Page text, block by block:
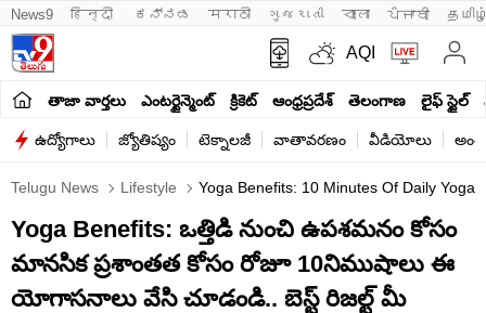
News9 हिन्दी ಕನ್ನಡ मराठी ગુજરાતી বাংলা ਪੰਜਾਬੀ
AQI
తాజా వార్తలు ఎంటర్టైన్మెంట్ క్రికెట్ ఆంధ్రప్రదేశ్ తెలంగాణ లైఫ్ స్టైల్
ఉద్యోగాలు జ్యోతిష్యం టెక్నాలజీ వాతావరణం వీడియోలు
Telugu News Lifestyle Yoga Benefits: 10 Minutes Of Daily Yoga
Yoga Benefits: ఒత్తిడి నుంచి ఉపశమనం కోసం
మానసిక ప్రశాంతత కోసం రోజూ 10నిముషాలు ఈ
యోగాసనాలు వేసి చూడండి.. బెస్ట్ రిజల్ట్ మీ